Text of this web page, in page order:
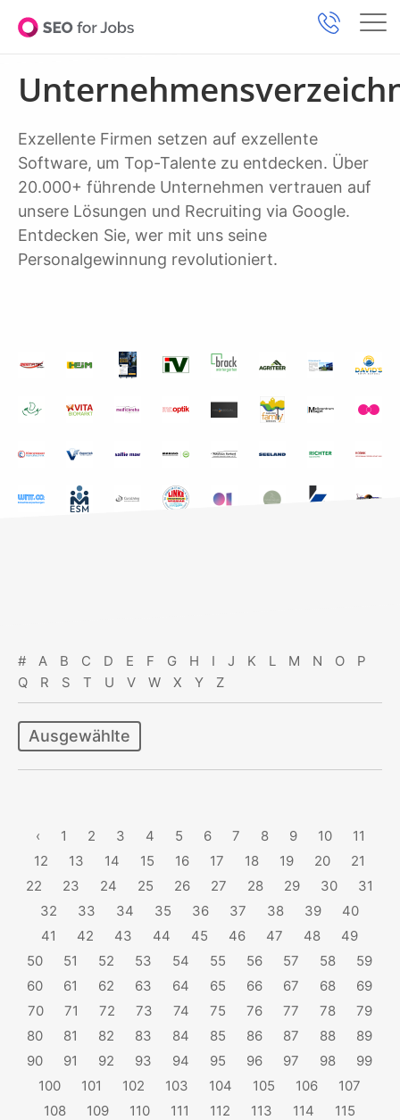
Exzellente Firmen setzen auf exzellente
Software, um Top-Talente zu entdecken. Über
20.000+ führende Unternehmen vertrauen auf
unsere Lösungen und Recruiting via Google.
Entdecken Sie, wer mit uns seine
Personalgewinnung revolutioniert.
# A B C D E F G H I J K L M N O
P
Q
R S T U V W X Y Z
Ausgewählte
‹ 1 2 3 4 5 6 7 8 9 10
11
12
13 14 15 16 17 18 19 20
21
22
23 24 25 26 27 28 29 30
31
32
33 34 35 36 37 38 39
40
41
42 43 44 45 46 47 48
49
50
51 52 53 54 55 56 57 58
59
60
61 62 63 64 65 66 67 68
69
70
71 72 73 74 75 76 77 78
79
80
81 82 83 84 85 86 87 88
89
90
91 92 93 94 95 96 97 98
99
100
101 102 103 104 105 106
107
108
109 110 111 112 113 114
115